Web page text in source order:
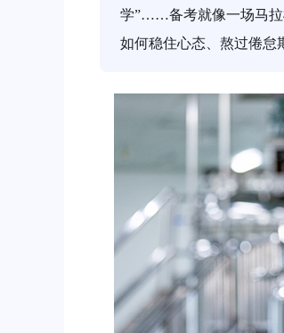
学”……备考就像一场马拉
如何稳住心态、熬过倦怠